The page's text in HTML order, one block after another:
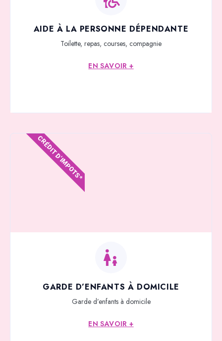
AIDE À LA PERSONNE DÉPENDANTE
Toilette, repas, courses, compagnie
EN SAVOIR +
GARDE D’ENFANTS À DOMICILE
Garde d’enfants à domicile
EN SAVOIR +
CRÉDIT D'IMPOTS*